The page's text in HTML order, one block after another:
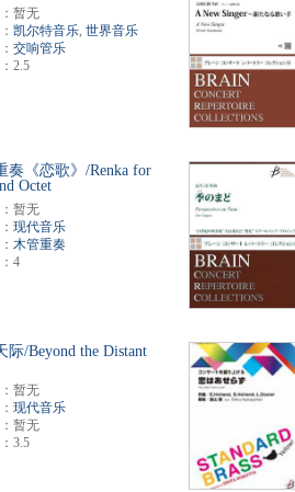
暂无
凯尔特音乐, 世界音乐
交响管乐
2.5
奏《恋歌》/Renka for
Octet
暂无
现代音乐
木管重奏
4
际/Beyond the Distant
暂无
现代音乐
暂无
3.5